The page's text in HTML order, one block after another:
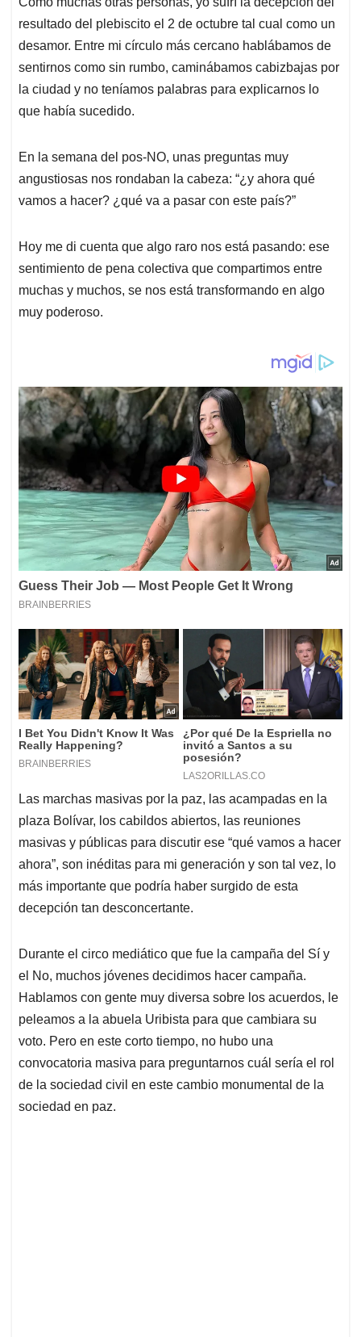
s
A
p
p
b
o
o
k
e
d
I
n
l
a
d
s
resultado del plebiscito el 2 de octubre tal cual como un
desamor. Entre mi círculo más cercano hablábamos de
sentirnos como sin rumbo, caminábamos cabizbajas por
la ciudad y no teníamos palabras para explicarnos lo
que había sucedido.
En la semana del pos-NO, unas preguntas muy
angustiosas nos rondaban la cabeza: “¿y ahora qué
vamos a hacer? ¿qué va a pasar con este país?”
Hoy me di cuenta que algo raro nos está pasando: ese
sentimiento de pena colectiva que compartimos entre
muchas y muchos, se nos está transformando en algo
muy poderoso.
Las marchas masivas por la paz, las acampadas en la
plaza Bolívar, los cabildos abiertos, las reuniones
masivas y públicas para discutir ese “qué vamos a hacer
ahora”, son inéditas para mi generación y son tal vez, lo
más importante que podría haber surgido de esta
decepción tan desconcertante.
Durante el circo mediático que fue la campaña del Sí y
el No, muchos jóvenes decidimos hacer campaña.
Hablamos con gente muy diversa sobre los acuerdos, le
peleamos a la abuela Uribista para que cambiara su
voto. Pero en este corto tiempo, no hubo una
convocatoria masiva para preguntarnos cuál sería el rol
de la sociedad civil en este cambio monumental de la
sociedad en paz.